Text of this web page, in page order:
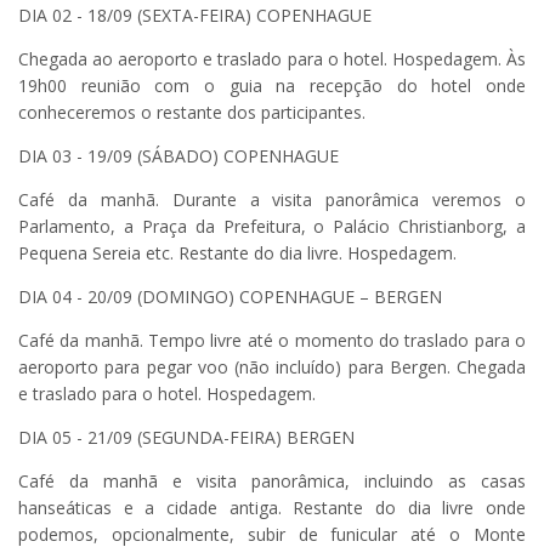
DIA 02 - 18/09 (SEXTA-FEIRA) COPENHAGUE
Chegada ao aeroporto e traslado para o hotel. Hospedagem. Às
19h00 reunião com o guia na recepção do hotel onde
conheceremos o restante dos participantes.
DIA 03 - 19/09 (SÁBADO) COPENHAGUE
Café da manhã. Durante a visita panorâmica veremos o
Parlamento, a Praça da Prefeitura, o Palácio Christianborg, a
Pequena Sereia etc. Restante do dia livre. Hospedagem.
DIA 04 - 20/09 (DOMINGO) COPENHAGUE – BERGEN
Café da manhã. Tempo livre até o momento do traslado para o
aeroporto para pegar voo (não incluído) para Bergen. Chegada
e traslado para o hotel. Hospedagem.
DIA 05 - 21/09 (SEGUNDA-FEIRA) BERGEN
Café da manhã e visita panorâmica, incluindo as casas
hanseáticas e a cidade antiga. Restante do dia livre onde
podemos, opcionalmente, subir de funicular até o Monte